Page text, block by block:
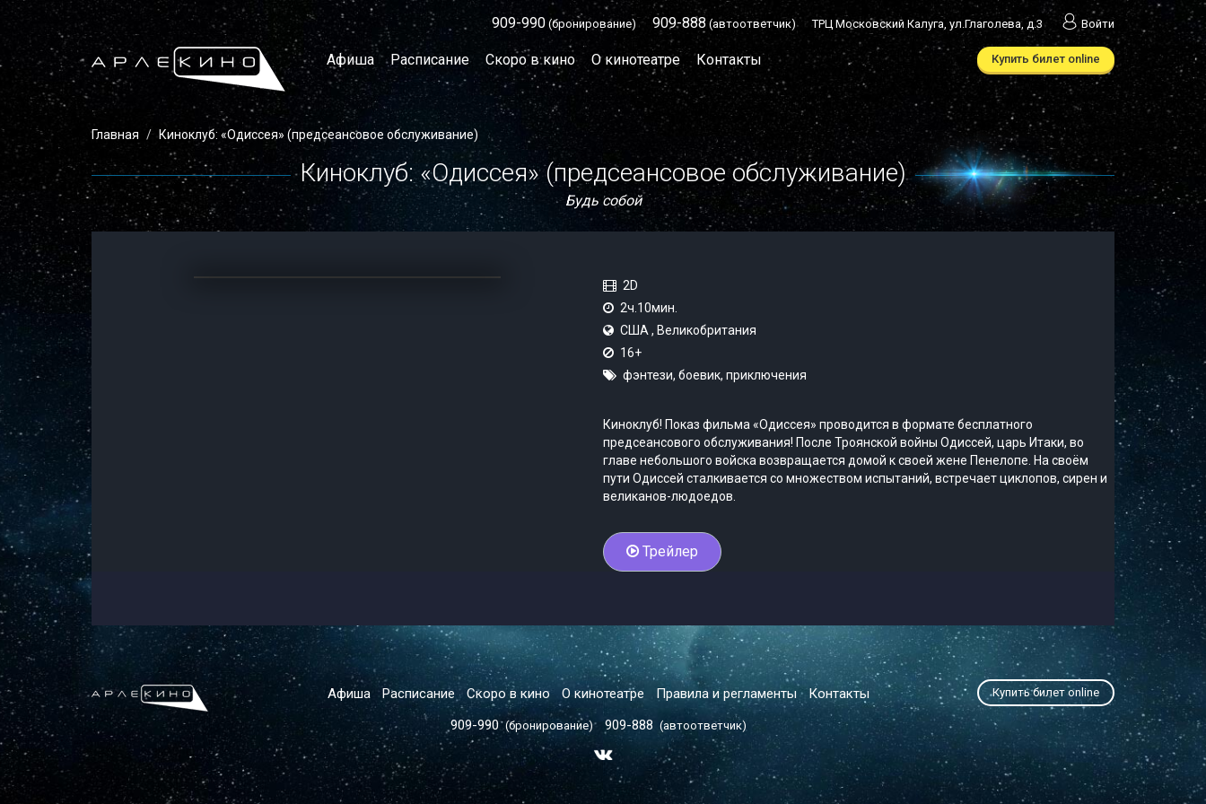
909-990 (бронирование) 909-888 (автоответчик) ТРЦ Московский Калуга, ул.Глаголева, д.3 Войти
Афиша Расписание Скоро в кино О кинотеатре Контакты Купить билет online
Главная Киноклуб: «Одиссея» (предсеансовое обслуживание)
Будь собой
Киноклуб: «Одиссея» (предсеансовое обслуживание)
2D
2ч.10мин.
США , Великобритания
16+
фэнтези, боевик, приключения
Киноклуб! Показ фильма «Одиссея» проводится в формате бесплатного
предсеансового обслуживания! После Троянской войны Одиссей, царь Итаки, во
главе небольшого войска возвращается домой к своей жене Пенелопе. На своём
пути Одиссей сталкивается со множеством испытаний, встречает циклопов, сирен и
великанов-людоедов.
Трейлер
Афиша Расписание Скоро в кино О кинотеатре Правила и регламенты Контакты Купить билет online
909-990 (бронирование) 909-888 (автоответчик)